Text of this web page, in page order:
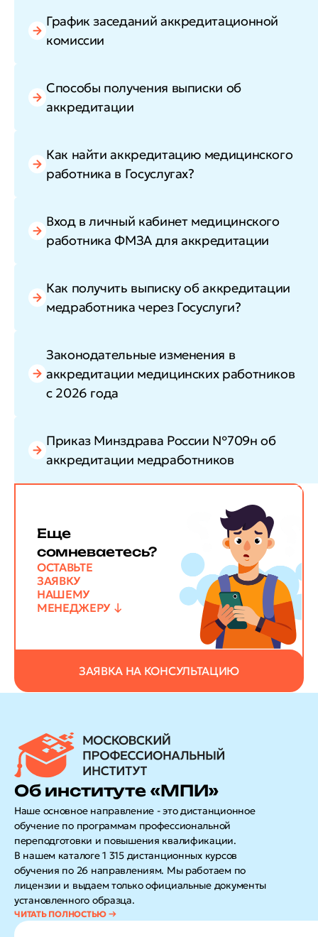
График заседаний аккредитационной
комиссии
Способы получения выписки об
аккредитации
Как найти аккредитацию медицинского
работника в Госуслугах?
Вход в личный кабинет медицинского
работника ФМЗА для аккредитации
Как получить выписку об аккредитации
медработника через Госуслуги?
Законодательные изменения в
аккредитации медицинских работников
с 2026 года
Приказ Минздрава России №709н об
аккредитации медработников
Еще
сомневаетесь?
ОСТАВЬТЕ
ЗАЯВКУ
НАШЕМУ
МЕНЕДЖЕРУ
ЗАЯВКА НА КОНСУЛЬТАЦИЮ
Об институте «МПИ»
Наше основное направление - это дистанционное
обучение по программам профессиональной
переподготовки и повышения квалификации.
В нашем каталоге 1 315 дистанционных курсов
обучения по 26 направлениям. Мы работаем по
лицензии и выдаем только официальные документы
установленного образца.